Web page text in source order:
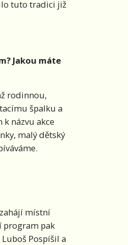
tuto tradici již
Jakou máte
rodinnou,
špalku a
názvu akce
malý dětský
místní
program pak
Pospíšil a